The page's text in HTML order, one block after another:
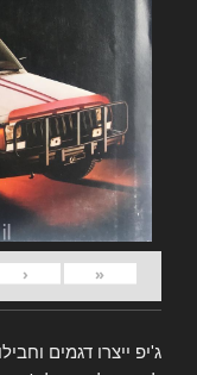
«
‹
ג'יפ ייצרו דגמים